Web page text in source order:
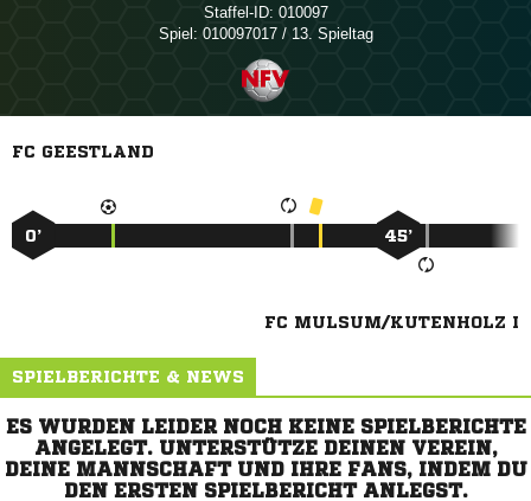
Staffel-ID: 010097
Spiel: 010097017 / 13. Spieltag
FC GEESTLAND
0’ 45’
FC MULSUM/KUTENHOLZ I
SPIELBERICHTE & NEWS
ES WURDEN LEIDER NOCH KEINE SPIELBERICHTE
ANGELEGT. UNTERSTÜTZE DEINEN VEREIN,
DEINE MANNSCHAFT UND IHRE FANS, INDEM DU
DEN ERSTEN SPIELBERICHT ANLEGST.